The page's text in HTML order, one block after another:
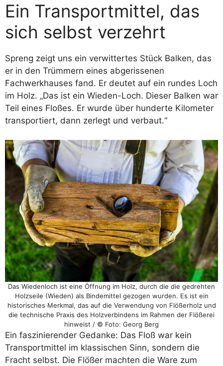
Ein Transportmittel, das
sich selbst verzehrt
Spreng zeigt uns ein verwittertes Stück Balken, das
er in den Trümmern eines abgerissenen
Fachwerkhauses fand. Er deutet auf ein rundes Loch
im Holz. „Das ist ein Wieden-Loch. Dieser Balken war
Teil eines Floßes. Er wurde über hunderte Kilometer
transportiert, dann zerlegt und verbaut.“
Das Wiedenloch ist eine Öffnung im Holz, durch die die gedrehten
Holzseile (Wieden) als Bindemittel gezogen wurden. Es ist ein
historisches Merkmal, das auf die Verwendung von Flößerholz und
die technische Praxis des Holzverbindens im Rahmen der Flößerei
hinweist / © Foto: Georg Berg
Ein faszinierender Gedanke: Das Floß war kein
Transportmittel im klassischen Sinn, sondern die
Fracht selbst. Die Flößer machten die Ware zum